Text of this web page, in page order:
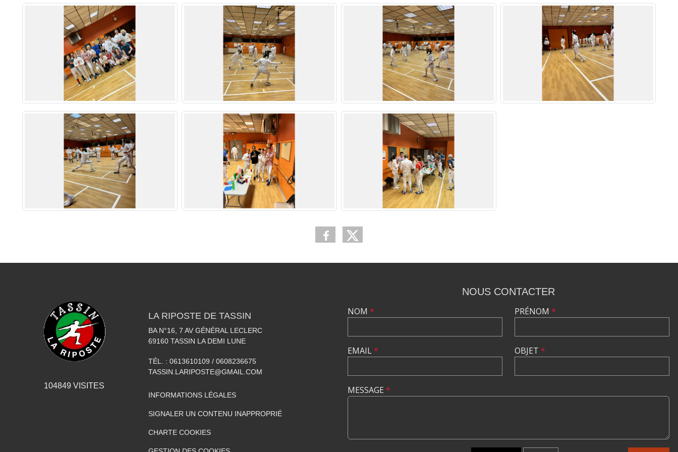
104849 VISITES
LA RIPOSTE DE TASSIN
BA N°16, 7 AV GÉNÉRAL LECLERC
69160 TASSIN LA DEMI LUNE
TÉL. : 0613610109 / 0608236675
TASSIN.LARIPOSTE@GMAIL.COM
INFORMATIONS LÉGALES
SIGNALER UN CONTENU INAPPROPRIÉ
CHARTE COOKIES
NOUS CONTACTER
NOM *
EMAIL*
PRÉNOM *
OBJET *
MESSAGE *